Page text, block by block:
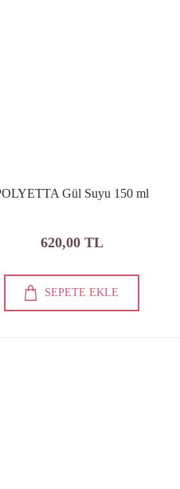
Gül Suyu 150 ml
620,00 TL
SEPETE EKLE